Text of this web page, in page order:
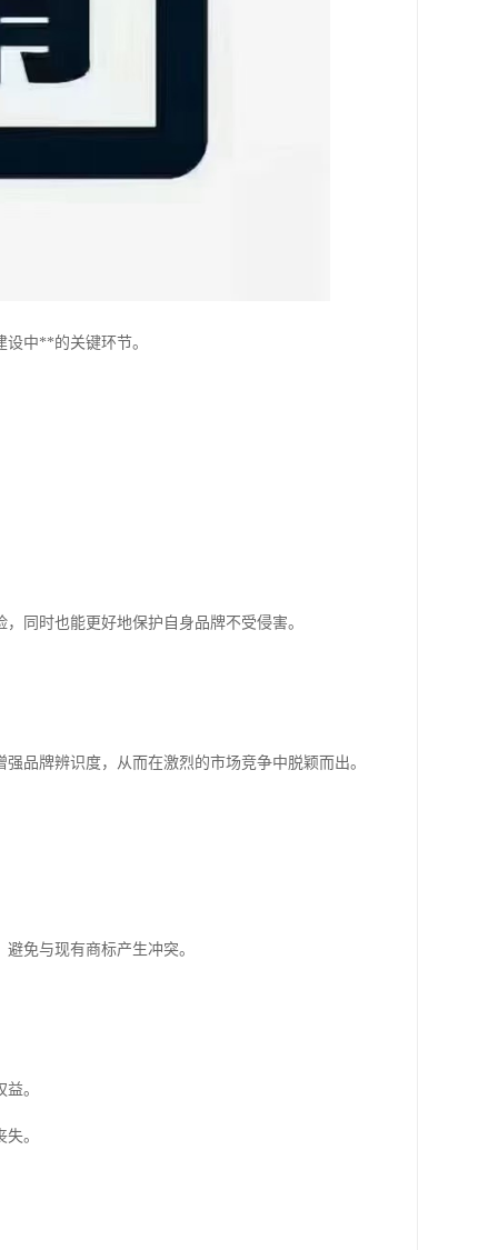
中**的关键环节。
同时也能更好地保护自身品牌不受侵害。
品牌辨识度，从而在激烈的市场竞争中脱颖而出。
免与现有商标产生冲突。
。
。